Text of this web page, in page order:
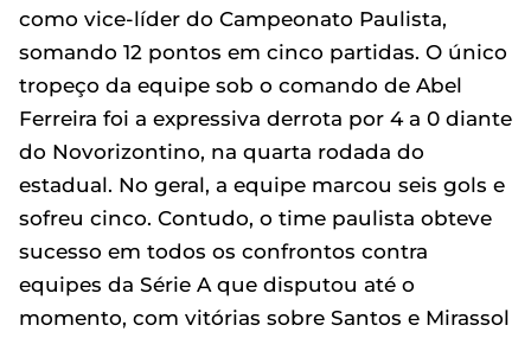
como vice-líder do Campeonato Paulista,
somando 12 pontos em cinco partidas. O único
tropeço da equipe sob o comando de Abel
Ferreira foi a expressiva derrota por 4 a 0 diante
do Novorizontino, na quarta rodada do
estadual. No geral, a equipe marcou seis gols e
sofreu cinco. Contudo, o time paulista obteve
sucesso em todos os confrontos contra
equipes da Série A que disputou até o
momento, com vitórias sobre Santos e Mirassol